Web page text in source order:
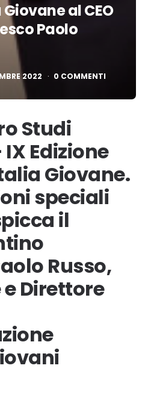
al CEO
Paolo
2022 0 COMMENTI
Studi
Edizione
Giovane.
speciali
il
Russo,
e Direttore